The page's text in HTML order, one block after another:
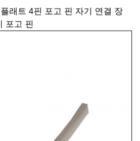
래트 4핀 포고 핀 자기 연결 장
포고 핀